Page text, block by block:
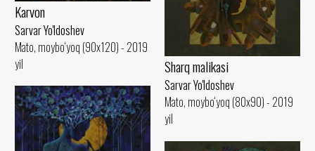
Karvon
Sarvar Yo'ldoshev
Mato, moybo‘yoq (90x120) - 2019
yil
Sharq malikasi
Sarvar Yo'ldoshev
Mato, moybo‘yoq (80x90) - 2019
yil